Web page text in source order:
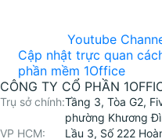
Youtube
Cập nhật trực quan
phần mềm 1Office
CÔNG TY CỔ PHẦN
Trụ sở chính:Tầng 3, Tòa G2,
phường Khương
VP HCM:
Lầu 3, Số 222